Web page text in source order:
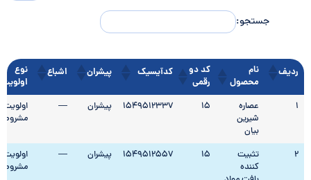
جستجو:
ردیف
نام
محصول
کد دو
رقمی
کدآیسیک پیشران اشباع
نوع
اولویت
1
عصاره
شیرین
بیان
15
1549512337 پیشران —
اولویت
مشروط
2
تثبیت
کننده
15
1549512557 پیشران —
اولویت
مشروط